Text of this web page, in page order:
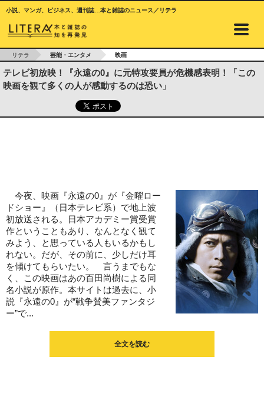
小説、マンガ、ビジネス、週刊誌…本と雑誌のニュース／リテラ
リテラ 芸能・エンタメ 映画
テレビ初放映！『永遠の0』に元特攻要員が危機感表明！「この
映画を観て多くの人が感動するのは恐い」
今夜、映画『永遠の0』が『金曜ロー
ドショー』（日本テレビ系）で地上波
初放送される。日本アカデミー賞受賞
作ということもあり、なんとなく観て
みよう、と思っている人もいるかもし
れない。だが、その前に、少しだけ耳
を傾けてもらいたい。 言うまでもな
く、この映画はあの百田尚樹による同
名小説が原作。本サイトは過去に、小
説『永遠の0』が“戦争賛美ファンタジ
ー”で...
全文を読む